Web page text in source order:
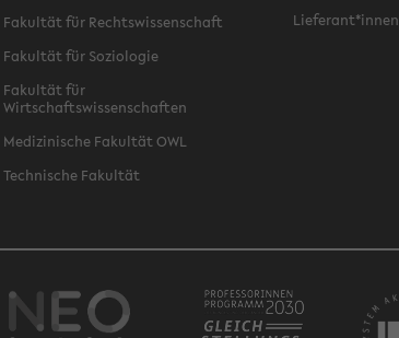
Fakultät für Rechtswissenschaft
Fakultät für Soziologie
Fakultät für
Wirtschaftswissenschaften
Medizinische Fakultät OWL
Technische Fakultät
Lieferant*innen